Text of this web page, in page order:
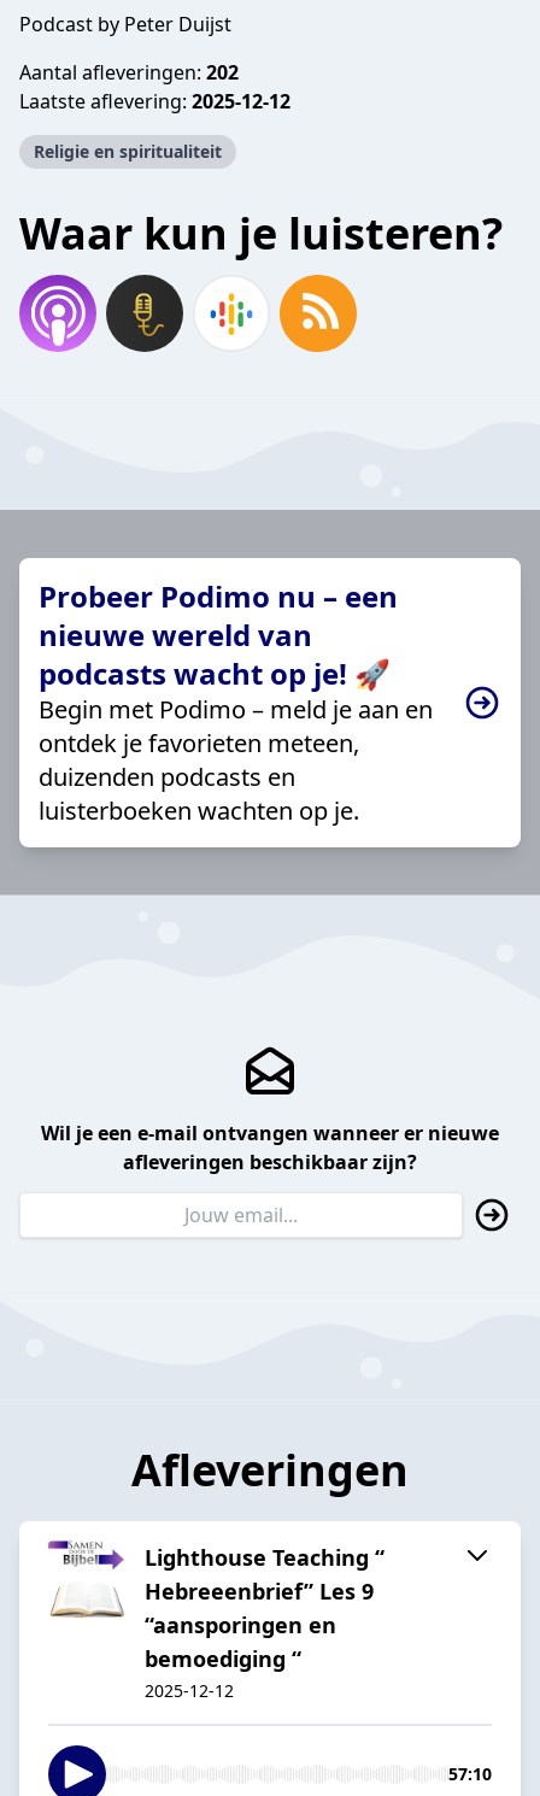
Podcast by Peter Duijst
Aantal afleveringen: 202
Laatste aflevering: 2025-12-12
Religie en spiritualiteit
Waar kun je luisteren?
Probeer Podimo nu – een
nieuwe wereld van
podcasts wacht op je! 🚀
Begin met Podimo – meld je aan en
ontdek je favorieten meteen,
duizenden podcasts en
luisterboeken wachten op je.
Wil je een e-mail ontvangen wanneer er nieuwe
afleveringen beschikbaar zijn?
Afleveringen
Lighthouse Teaching “
Hebreeenbrief” Les 9
“aansporingen en
bemoediging “
2025-12-12
57:10